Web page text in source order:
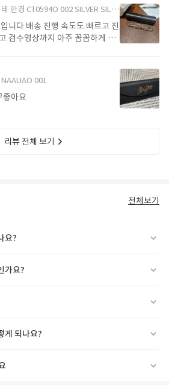
002 SILVER SILVER TRANSPARENT
니다 배송 진행 속도도 빠르고 진
검수영상까지 아주 꼼꼼하게 찍
001
좋아요
리뷰 전체 보기
전체보기
요?
가요?
게 되나요?